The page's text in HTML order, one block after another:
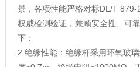
景，各项性能严格对标DL/T
权威检测验证，兼顾安全性、可
下：
2.绝缘性能：绝缘杆采用环氧玻